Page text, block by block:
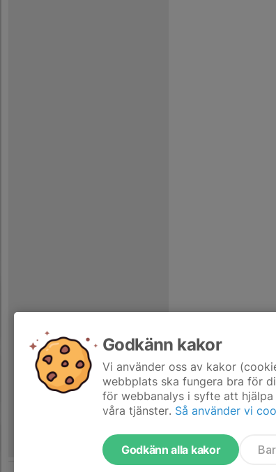
Godkänn kakor
Vi använder oss av kakor
webbplats ska fungera bra för
för webbanalys i syfte att
våra tjänster. Så använder vi
Godkänn alla kakor